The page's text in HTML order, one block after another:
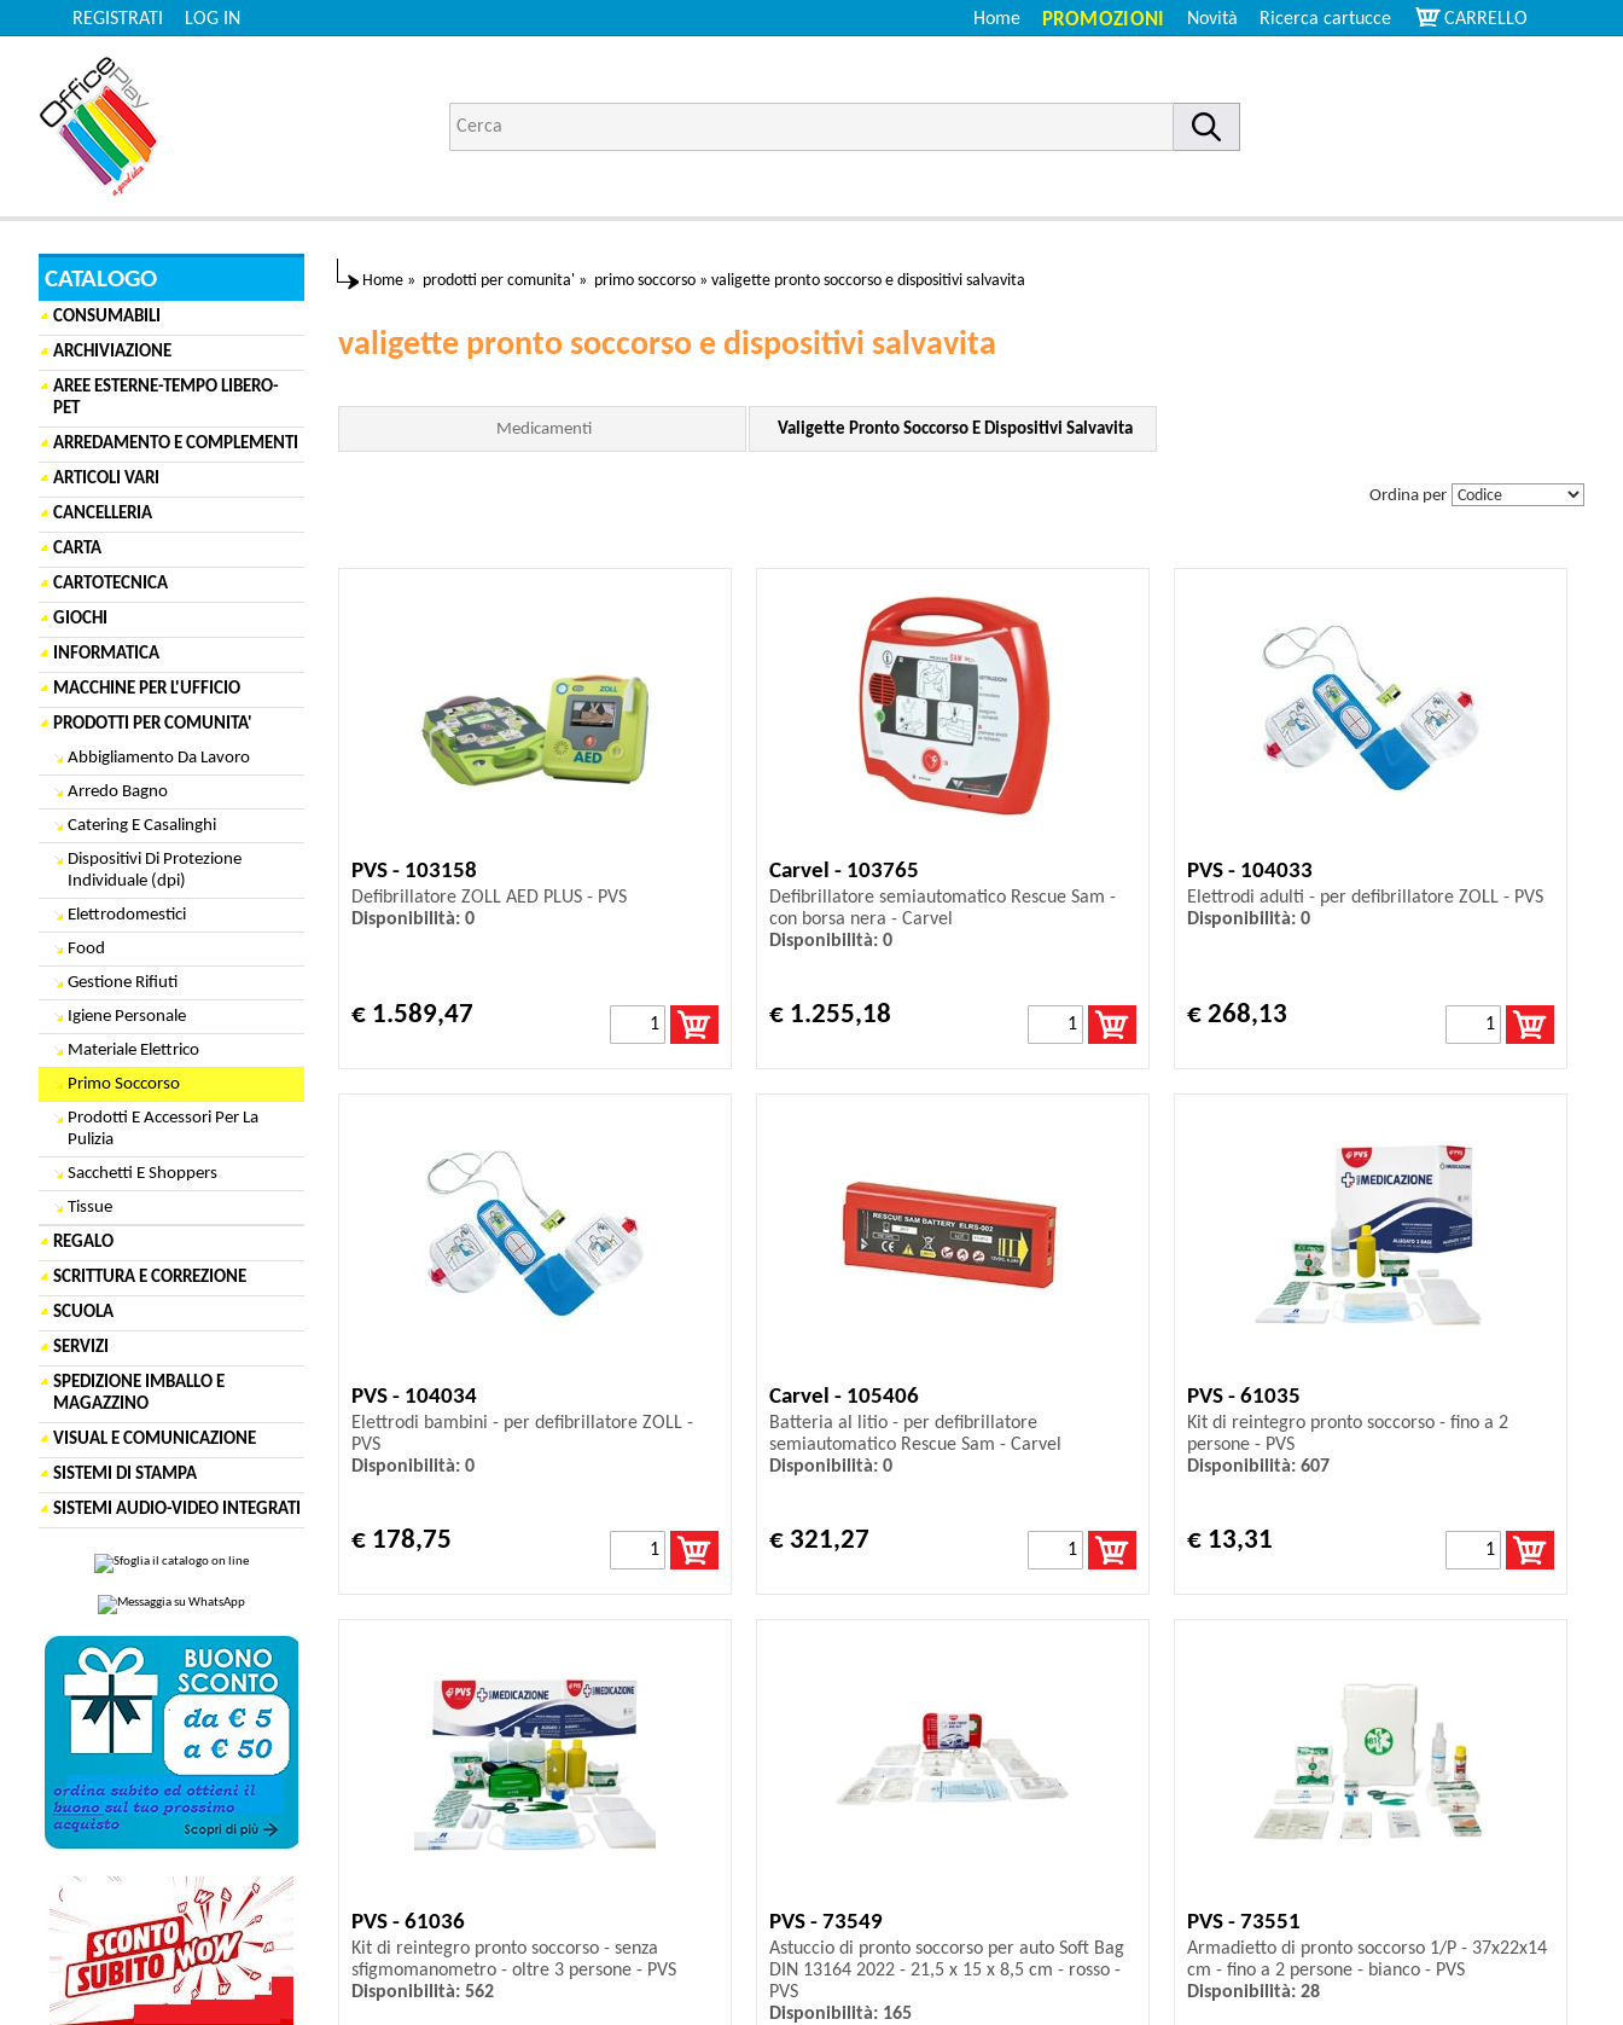
LOG IN
REGISTRATI CARRELLO
Ricerca cartucce
Novità
PROMOZIONI
Home
CATALOGO
CONSUMABILI
ARCHIVIAZIONE
AREE ESTERNE-TEMPO LIBERO-
PET
ARREDAMENTO E COMPLEMENTI
ARTICOLI VARI
CANCELLERIA
CARTA
CARTOTECNICA
GIOCHI
INFORMATICA
MACCHINE PER L'UFFICIO
PRODOTTI PER COMUNITA'
Abbigliamento Da Lavoro
Arredo Bagno
Catering E Casalinghi
Dispositivi Di Protezione
Individuale (dpi)
Elettrodomestici
Food
Gestione Rifiuti
Igiene Personale
Materiale Elettrico
Primo Soccorso
Prodotti E Accessori Per La
Pulizia
Sacchetti E Shoppers
Tissue
REGALO
SCRITTURA E CORREZIONE
SCUOLA
SERVIZI
SPEDIZIONE IMBALLO E
MAGAZZINO
VISUAL E COMUNICAZIONE
SISTEMI DI STAMPA
SISTEMI AUDIO-VIDEO INTEGRATI
Home » prodotti per comunita' » primo soccorso » valigette pronto soccorso e dispositivi salvavita
valigette pronto soccorso e dispositivi salvavita
Medicamenti Valigette Pronto Soccorso E Dispositivi Salvavita
Ordina per
PVS - 103158
Defibrillatore ZOLL AED PLUS - PVS
Disponibilità: 0
€ 1.589,47
Carvel - 103765
Defibrillatore semiautomatico Rescue Sam -
con borsa nera - Carvel
Disponibilità: 0
€ 1.255,18
PVS - 104033
Elettrodi adulti - per defibrillatore ZOLL - PVS
Disponibilità: 0
€ 268,13
PVS - 104034
Elettrodi bambini - per defibrillatore ZOLL -
PVS
Disponibilità: 0
€ 178,75
Carvel - 105406
Batteria al litio - per defibrillatore
semiautomatico Rescue Sam - Carvel
Disponibilità: 0
€ 321,27
PVS - 61035
Kit di reintegro pronto soccorso - fino a 2
persone - PVS
Disponibilità: 607
€ 13,31
PVS - 61036
Kit di reintegro pronto soccorso - senza
sfigmomanometro - oltre 3 persone - PVS
Disponibilità: 562
PVS - 73549
Astuccio di pronto soccorso per auto Soft Bag
DIN 13164 2022 - 21,5 x 15 x 8,5 cm - rosso -
PVS
Disponibilità: 165
PVS - 73551
Armadietto di pronto soccorso 1/P - 37x22x14
cm - fino a 2 persone - bianco - PVS
Disponibilità: 28